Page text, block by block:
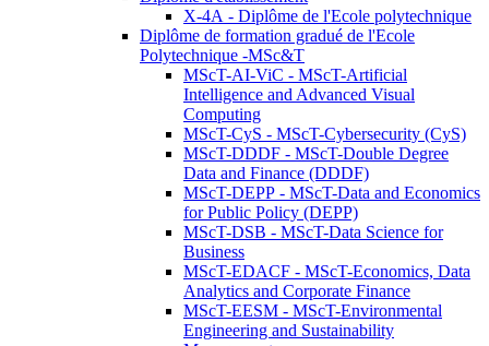
X-4A - Diplôme de l'Ecole polytechnique
Diplôme de formation gradué de l'Ecole
Polytechnique -MSc&T
MScT-AI-ViC - MScT-Artificial
Intelligence and Advanced Visual
Computing
MScT-CyS - MScT-Cybersecurity (CyS)
MScT-DDDF - MScT-Double Degree
Data and Finance (DDDF)
MScT-DEPP - MScT-Data and Economics
for Public Policy (DEPP)
MScT-DSB - MScT-Data Science for
Business
MScT-EDACF - MScT-Economics, Data
Analytics and Corporate Finance
MScT-EESM - MScT-Environmental
Engineering and Sustainability